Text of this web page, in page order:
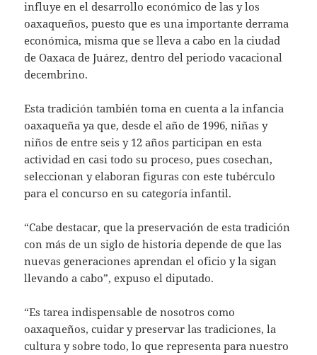
influye en el desarrollo económico de las y los
oaxaqueños, puesto que es una importante derrama
económica, misma que se lleva a cabo en la ciudad
de Oaxaca de Juárez, dentro del periodo vacacional
decembrino.
Esta tradición también toma en cuenta a la infancia
oaxaqueña ya que, desde el año de 1996, niñas y
niños de entre seis y 12 años participan en esta
actividad en casi todo su proceso, pues cosechan,
seleccionan y elaboran figuras con este tubérculo
para el concurso en su categoría infantil.
“Cabe destacar, que la preservación de esta tradición
con más de un siglo de historia depende de que las
nuevas generaciones aprendan el oficio y la sigan
llevando a cabo”, expuso el diputado.
“Es tarea indispensable de nosotros como
oaxaqueños, cuidar y preservar las tradiciones, la
cultura y sobre todo, lo que representa para nuestro